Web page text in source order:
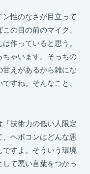
性のなさが目立って
の目の前のマイク、
作っていると思う。
ゃいます。そっちの
えがあるから雑にな
すね。そんなこと、
技術力の低い人限定
ヘボコンはどんな悪
すよ。そういう環境
て悪い言葉をつかっ